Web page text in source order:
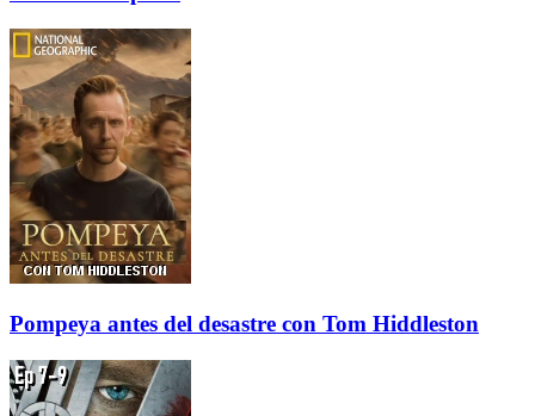
Pompeya antes del desastre con Tom Hiddleston